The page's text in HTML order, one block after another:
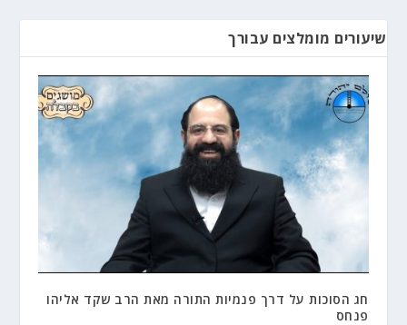
שיעורים מומלצים עבורך
חג הסוכות על דרך פנמיות התורה מאת הרב שקד אליהו
פנחס